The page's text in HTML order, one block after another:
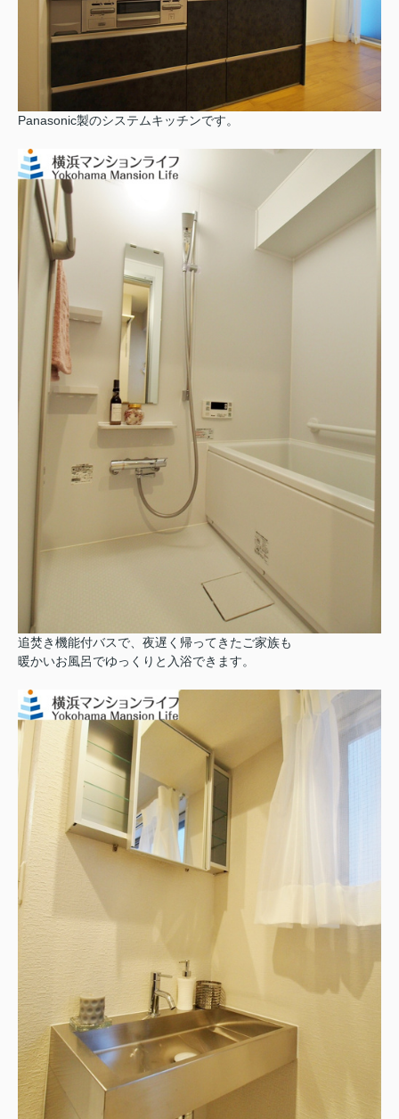
Panasonic製のシステムキッチンです。
追焚き機能付バスで、夜遅く帰ってきたご家族も
暖かいお風呂でゆっくりと入浴できます。